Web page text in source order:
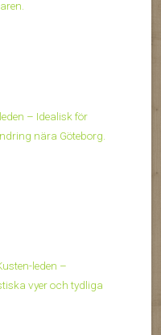
– Idealisk för
nära Göteborg.
leden –
vyer och tydliga